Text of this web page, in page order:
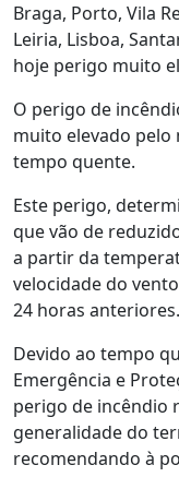
Braga, Porto, Vila
Leiria, Lisboa,
hoje perigo muito
O perigo de
muito elevado pelo
tempo quente.
Este perigo,
que vão de
a partir da
velocidade do
24 horas anteriores.
Devido ao tempo
Emergência e
perigo de incêndio
generalidade do
recomendando à